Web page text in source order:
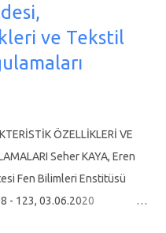
2. Endüstriyel Kenevirin
yapılan araştırmalar,
- biyoplastik ve
Bugüne kadar
çeşitlerin çoğunluğu
ve Tekstil
ÖZELLİKLERİ VE
Seher KAYA, Eren
Fen Bilimleri Enstitüsü
- 123, 03.06.2020